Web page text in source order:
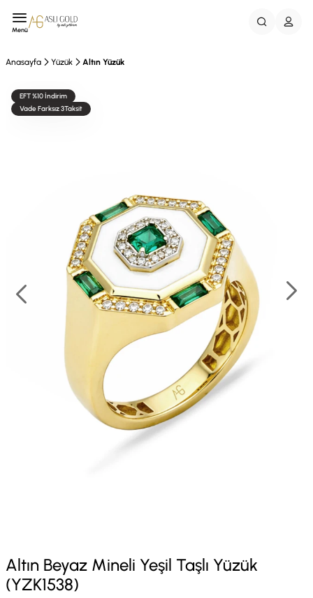
Menü
Anasayfa Yüzük Altın Yüzük
EFT %10 İndirim
Vade Farksız 3Taksit
Altın Beyaz Mineli Yeşil Taşlı Yüzük
(YZK1538)